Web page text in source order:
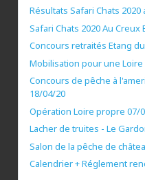
Résultats Safari Chats
Safari Chats 2020 Au
Concours retraités Etang
Mobilisation pour une
Concours de pêche à
18/04/20
Opération Loire propre 07/
Lacher de truites - Le
Salon de la pêche de
Calendrier + Réglement